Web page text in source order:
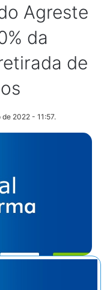
Agreste
da
de
2022 - 11:57.